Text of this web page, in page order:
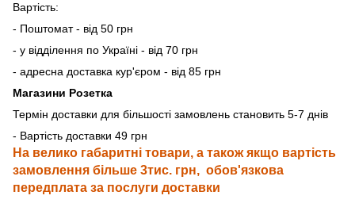
Вартість:
- Поштомат - від 50 грн
- у відділення по Україні - від 70 грн
- адресна доставка кур'єром - від 85 грн
Магазини Розетка
Термін доставки для більшості замовлень становить 5-7 днів
- Вартість доставки 49 грн
На велико габаритні товари, а також якщо вартість
замовлення більше 3тис. грн, обов'язкова
передплата за послуги доставки